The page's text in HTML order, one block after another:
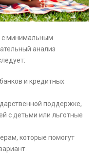
с минимальным
анализ
и кредитных
поддержке,
с детьми или льготные
которые помогут